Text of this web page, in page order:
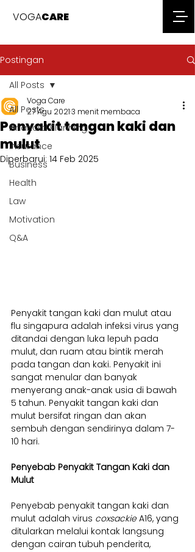
VOGACARE
Postingan
All Posts
Financial Planning
Insurance
Business
Health
Law
Motivation
Q&A
All Posts
Penyakit tangan kaki dan
mulut
Voga Care
27 Agu 20213 menit membaca
Diperbarui: 14 Feb 2025
Penyakit tangan kaki dan mulut atau
flu singapura adalah infeksi virus yang
ditandai dengan luka lepuh pada
mulut, dan ruam atau bintik merah
pada tangan dan kaki. Penyakit ini
sangat menular dan banyak
menyerang anak-anak usia di bawah
5 tahun. Penyakit tangan kaki dan
mulut bersifat ringan dan akan
sembuh dengan sendirinya dalam 7-
10 hari.
Penyebab Penyakit Tangan Kaki dan
Mulut
Penyebab penyakit tangan kaki dan
mulut adalah virus coxsackie A16, yang
ditularkan melalui kontak langsung
dengan cairan tubuh penderita,